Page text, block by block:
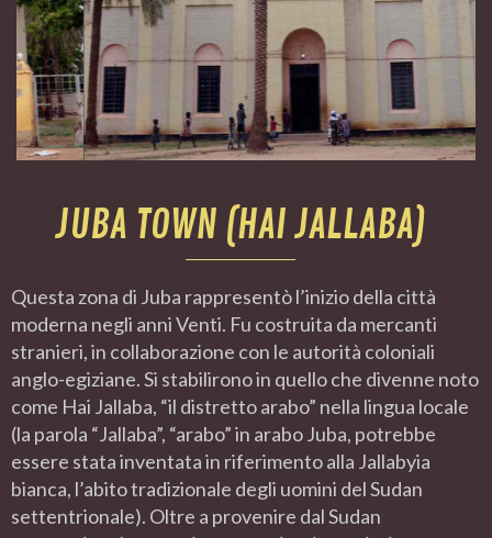
JUBA TOWN (HAI JALLABA)
Questa zona di Juba rappresentò l’inizio della città
moderna negli anni Venti. Fu costruita da mercanti
stranieri, in collaborazione con le autorità coloniali
anglo-egiziane. Si stabilirono in quello che divenne noto
come Hai Jallaba, “il distretto arabo” nella lingua locale
(la parola “Jallaba”, “arabo” in arabo Juba, potrebbe
essere stata inventata in riferimento alla Jallabyia
bianca, l’abito tradizionale degli uomini del Sudan
settentrionale). Oltre a provenire dal Sudan